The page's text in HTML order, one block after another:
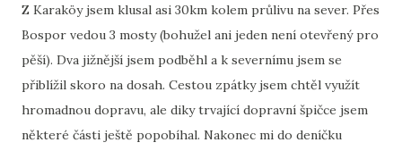
Z Karaköy jsem klusal asi 30km kolem průlivu na sever. Přes
Bospor vedou 3 mosty (bohužel ani jeden není otevřený pro
pěší). Dva jižnější jsem podběhl a k severnímu jsem se
přiblížil skoro na dosah. Cestou zpátky jsem chtěl využít
hromadnou dopravu, ale diky trvající dopravní špičce jsem
některé části ještě popobíhal. Nakonec mi do deníčku